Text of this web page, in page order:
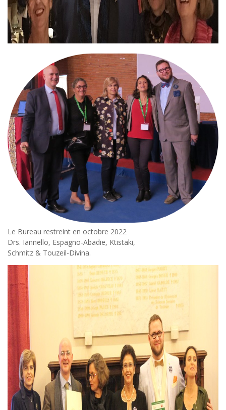
Le Bureau restreint en octobre 2022
Drs. Iannello, Espagno-Abadie, Ktistaki,
Schmitz & Touzeil-Divina.